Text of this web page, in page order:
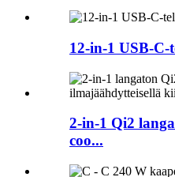
12-in-1 USB-C-
2-in-1 Qi2
coo...